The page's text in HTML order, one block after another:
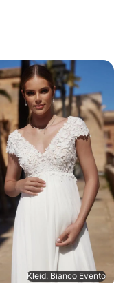
Kleid: Bianco Evento